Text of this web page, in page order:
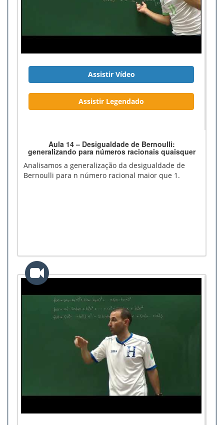
Assistir Vídeo
Assistir Legendado
Aula 14 – Desigualdade de Bernoulli:
generalizando para números racionais quaisquer
Analisamos a generalização da desigualdade de
Bernoulli para n número racional maior que 1.